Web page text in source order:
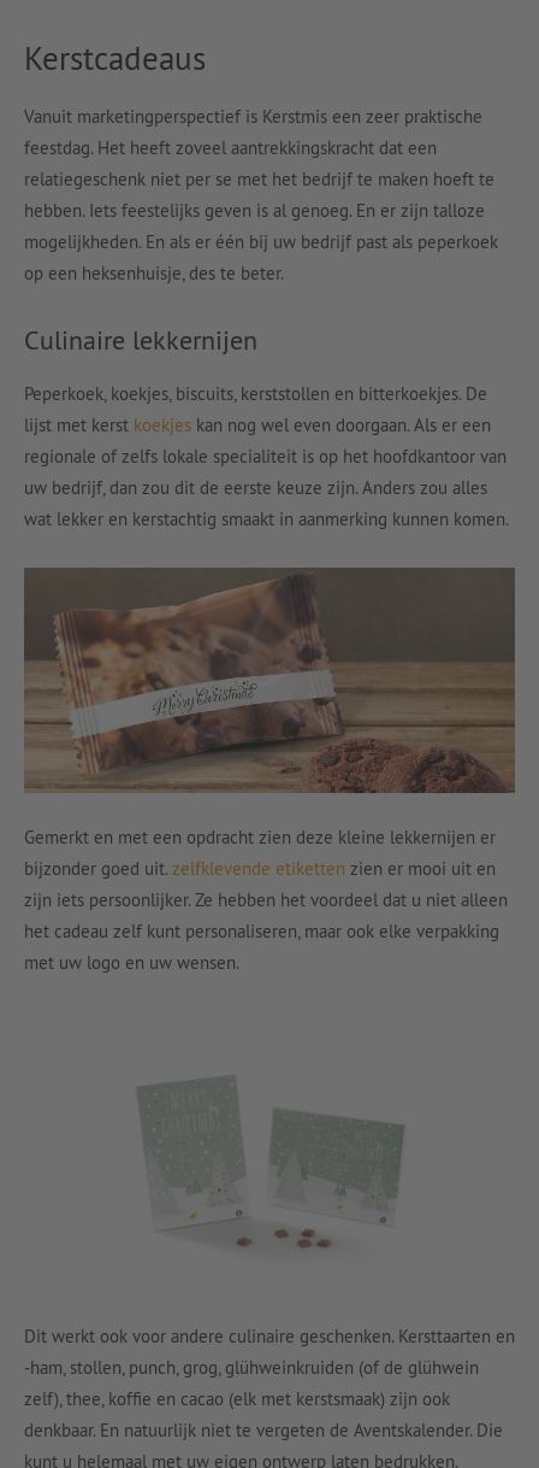
Kerstcadeaus
Vanuit marketingperspectief is Kerstmis een zeer praktische
feestdag. Het heeft zoveel aantrekkingskracht dat een
relatiegeschenk niet per se met het bedrijf te maken hoeft te
hebben. Iets feestelijks geven is al genoeg. En er zijn talloze
mogelijkheden. En als er één bij uw bedrijf past als peperkoek
op een heksenhuisje, des te beter.
Culinaire lekkernijen
Peperkoek, koekjes, biscuits, kerststollen en bitterkoekjes. De
lijst met kerst koekjes kan nog wel even doorgaan. Als er een
regionale of zelfs lokale specialiteit is op het hoofdkantoor van
uw bedrijf, dan zou dit de eerste keuze zijn. Anders zou alles
wat lekker en kerstachtig smaakt in aanmerking kunnen komen.
Gemerkt en met een opdracht zien deze kleine lekkernijen er
bijzonder goed uit. zelfklevende etiketten zien er mooi uit en
zijn iets persoonlijker. Ze hebben het voordeel dat u niet alleen
het cadeau zelf kunt personaliseren, maar ook elke verpakking
met uw logo en uw wensen.
Dit werkt ook voor andere culinaire geschenken. Kersttaarten en
-ham, stollen, punch, grog, glühweinkruiden (of de glühwein
zelf), thee, koffie en cacao (elk met kerstsmaak) zijn ook
denkbaar. En natuurlijk niet te vergeten de Aventskalender. Die
kunt u helemaal met uw eigen ontwerp laten bedrukken.